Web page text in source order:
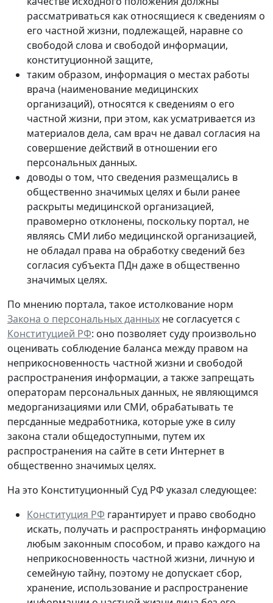
рассматриваться как относящиеся к сведениям о
его частной жизни, подлежащей, наравне со
свободой слова и свободой информации,
конституционной защите,
таким образом, информация о местах работы
врача (наименование медицинских
организаций), относятся к сведениям о его
частной жизни, при этом, как усматривается из
материалов дела, сам врач не давал согласия на
совершение действий в отношении его
персональных данных.
доводы о том, что сведения размещались в
общественно значимых целях и были ранее
раскрыты медицинской организацией,
правомерно отклонены, поскольку портал, не
являясь СМИ либо медицинской организацией,
не обладал права на обработку сведений без
согласия субъекта ПДн даже в общественно
значимых целях.
По мнению портала, такое истолкование норм
Закона о персональных данных не согласуется с
Конституцией РФ: оно позволяет суду произвольно
оценивать соблюдение баланса между правом на
неприкосновенность частной жизни и свободой
распространения информации, а также запрещать
операторам персональных данных, не являющимся
медорганизациями или СМИ, обрабатывать те
персданные медработника, которыеуже в силу
закона стали общедоступными, путем их
распространения на сайте в сети Интернет в
общественно значимых целях.
На это Конституционный Суд РФ указал следующее:
Конституция РФ гарантирует и право свободно
искать, получать и распространять информацию
любым законным способом, и право каждого на
неприкосновенность частной жизни, личную и
семейную тайну, поэтому не допускает сбор,
хранение, использование и распространение